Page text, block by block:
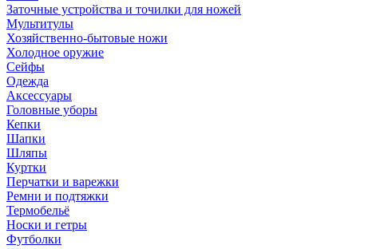
Заточные устройства и точилки для ножей
Мультитулы
Хозяйственно-бытовые ножи
Холодное оружие
Сейфы
Одежда
Аксессуары
Головные уборы
Кепки
Шапки
Шляпы
Куртки
Перчатки и варежки
Ремни и подтяжки
Термобельё
Носки и гетры
Футболки